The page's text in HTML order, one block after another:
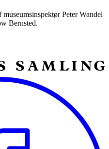
Peter Wandel
Bernsted.